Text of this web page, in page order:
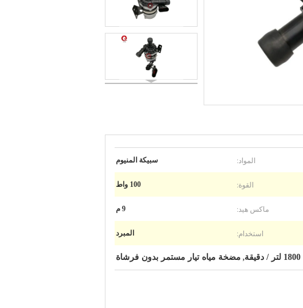
المواد: سبيكة المنيوم
القوة: 100 واط
ماكس هيد: 9 م
استخدام: المبرد
, مضخة مياه تيار مستمر بدون فرشاة